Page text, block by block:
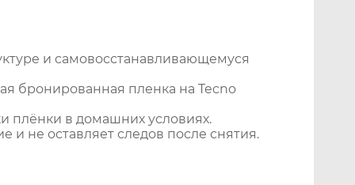
и самовосстанавливающемуся
бронированная пленка на Tecno
плёнки в домашних условиях.
и не оставляет следов после снятия.